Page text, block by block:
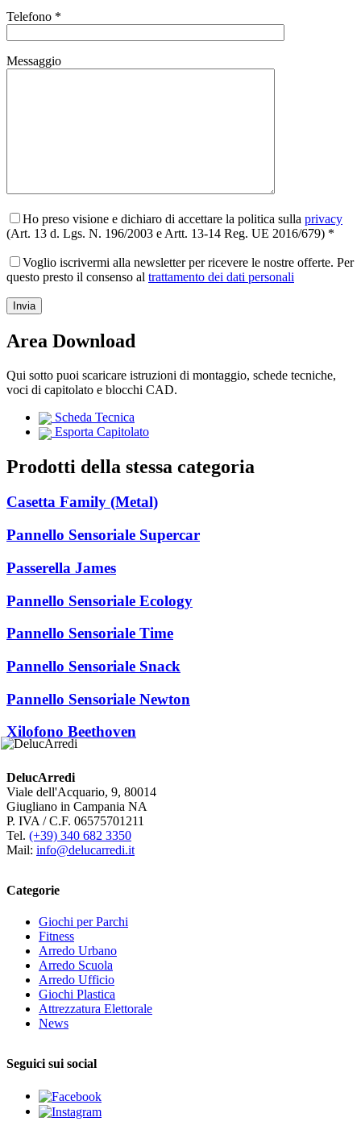
Telefono *
Messaggio
Ho preso visione e dichiaro di accettare la politica sulla privacy
(Art. 13 d. Lgs. N. 196/2003 e Artt. 13-14 Reg. UE 2016/679) *
Voglio iscrivermi alla newsletter per ricevere le nostre offerte. Per
questo presto il consenso al trattamento dei dati personali
Area Download
Qui sotto puoi scaricare istruzioni di montaggio, schede tecniche,
voci di capitolato e blocchi CAD.
Scheda Tecnica
Esporta Capitolato
Prodotti della stessa categoria
Casetta Family (Metal)
Pannello Sensoriale Supercar
Passerella James
Pannello Sensoriale Ecology
Pannello Sensoriale Time
Pannello Sensoriale Snack
Pannello Sensoriale Newton
Xilofono Beethoven
DelucArredi
Viale dell'Acquario, 9, 80014
Giugliano in Campania NA
P. IVA / C.F. 06575701211
Tel. (+39) 340 682 3350
Mail: info@delucarredi.it
Categorie
Giochi per Parchi
Fitness
Arredo Urbano
Arredo Scuola
Arredo Ufficio
Giochi Plastica
Attrezzatura Elettorale
News
Seguici sui social